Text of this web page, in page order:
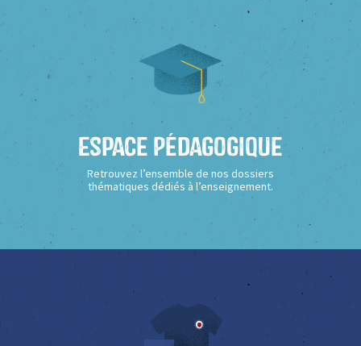
Espace Pédagogique
Retrouvez l’ensemble de nos dossiers
thématiques dédiés à l’enseignement.